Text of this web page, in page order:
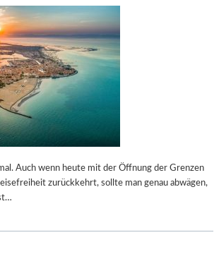
Auch wenn heute mit der Öffnung der Grenzen
zurückkehrt, sollte man genau abwägen,